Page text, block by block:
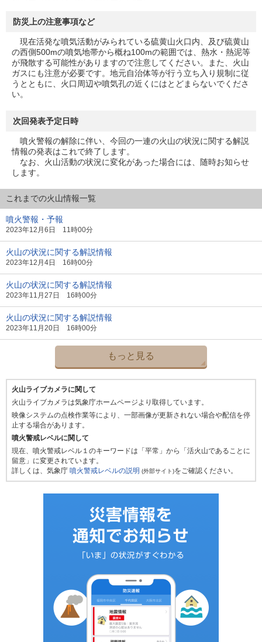
防災上の注意事項など
現在活発な噴気活動がみられている硫黄山火口内、及び硫黄山
の西側500mの噴気地帯から概ね100mの範囲では、熱水・熱泥等
が飛散する可能性がありますので注意してください。また、火山
ガスにも注意が必要です。地元自治体等が行う立ち入り規制に従
うとともに、火口周辺や噴気孔の近くにはとどまらないでくださ
い。
次回発表予定日時
噴火警報の解除に伴い、今回の一連の火山の状況に関する解説
情報の発表はこれで終了します。
なお、火山活動の状況に変化があった場合には、随時お知らせ
します。
これまでの火山情報一覧
噴火警報・予報
2023年12月6日 11時00分
火山の状況に関する解説情報
2023年12月4日 16時00分
火山の状況に関する解説情報
2023年11月27日 16時00分
火山の状況に関する解説情報
2023年11月20日 16時00分
もっと見る
火山ライブカメラに関して
火山ライブカメラは気象庁ホームページより取得しています。
映像システムの点検作業等により、一部画像が更新されない場合や配信を停
止する場合があります。
噴火警戒レベルに関して
現在、噴火警戒レベル１のキーワードは「平常」から「活火山であることに
留意」に変更されています。
詳しくは、気象庁 噴火警戒レベルの説明 (外部サイト)をご確認ください。